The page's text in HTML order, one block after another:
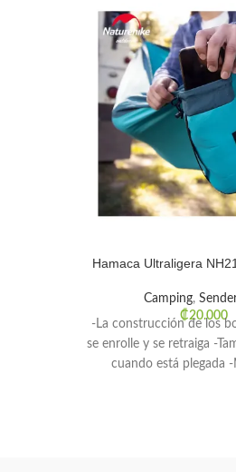
Hamaca Ultraligera
Camping,
₡20.000
-La construcción de los
se enrolle y se retraiga -
cuando está plegada